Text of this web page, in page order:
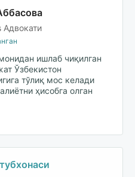
Адвокати
ишлаб чиқилган
Ўзбекистон
тўлиқ мос келади
ҳисобга олган